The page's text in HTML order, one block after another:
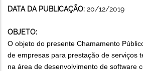
DATA DA PUBLICAÇÃO: 20/12/2019
OBJETO:
O objeto do presente Chamamento
de empresas para prestação de serviços
na área de desenvolvimento de software